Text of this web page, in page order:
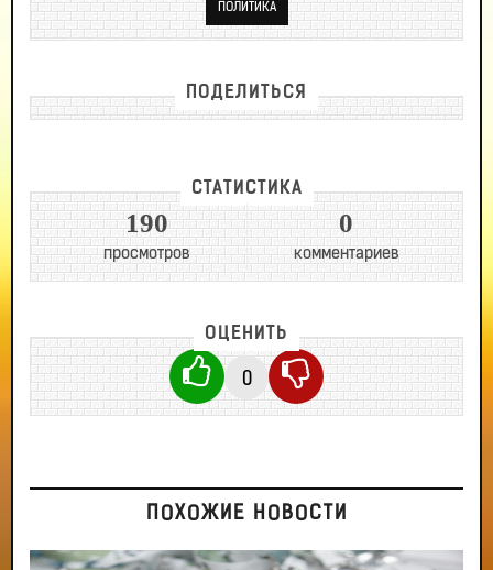
ПОЛИТИКА
ПОДЕЛИТЬСЯ
СТАТИСТИКА
190
просмотров
0
комментариев
ОЦЕНИТЬ
0
ПОХОЖИЕ НОВОСТИ